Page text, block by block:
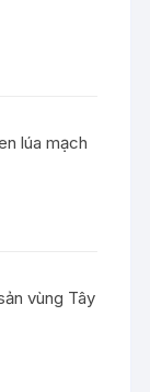
lúa mạch
vùng Tây